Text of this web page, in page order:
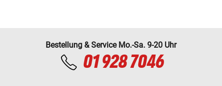
Bestellung & Service Mo.-Sa. 9-20 Uhr
01 928 7046